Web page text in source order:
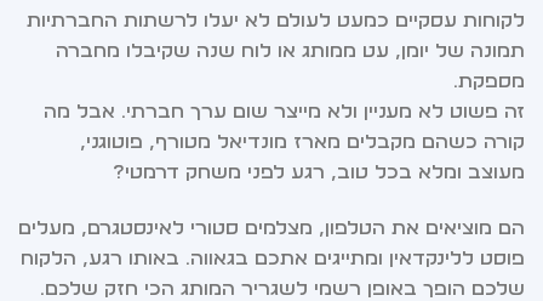
לקוחות עסקיים כמעט לעולם לא יעלו לרשתות החברתיות
תמונה של יומן, עט ממותג או לוח שנה שקיבלו מחברה
מספקת.
זה פשוט לא מעניין ולא מייצר שום ערך חברתי. אבל מה
קורה כשהם מקבלים מארז מונדיאל מטורף, פוטוגני,
מעוצב ומלא בכל טוב, רגע לפני משחק דרמטי?
הם מוציאים את הטלפון, מצלמים סטורי לאינסטגרם, מעלים
פוסט ללינקדאין ומתייגים אתכם בגאווה. באותו רגע, הלקוח
שלכם הופך באופן רשמי לשגריר המותג הכי חזק שלכם.